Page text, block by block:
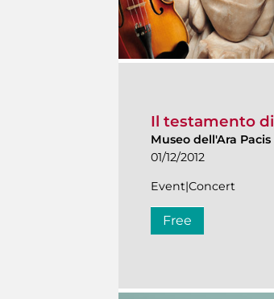
Il testamento
Museo dell'Ara Pacis
01/12/2012
Event|Concert
Free